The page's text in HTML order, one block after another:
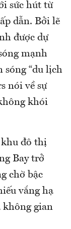
sức hút từ
dẫn. Bởi lẽ
được dự
mạnh
sóng “du lịch
nói về sự
khói
khu đô thị
Bay trở
chờ bậc
vắng hạ
không gian